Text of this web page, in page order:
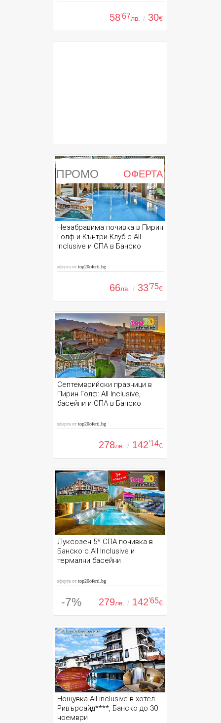
58'67лв. / 30€
ПРОМО ОФЕРТА
Незабравима почивка в Пирин
Голф и Кънтри Клуб с All
Inclusive и СПА в Банско
оферта отtop20oferti.bg
66лв. / 33'75€
Септемврийски празници в
Пирин Голф: All Inclusive,
басейни и СПА в Банско
оферта отtop20oferti.bg
278лв. / 142'14€
Луксозен 5* СПА почивка в
Банско с All Inclusive и
термални басейни
оферта отtop20oferti.bg
-7% 279лв. / 142'65€
Нощувка All inclusive в хотел
Ривърсайд****, Банско до 30
ноември